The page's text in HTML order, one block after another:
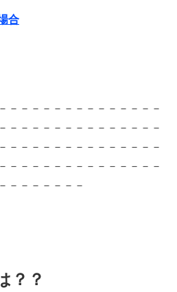
合
－－－－－－－－－－－－－－
－－－－－－－－－－－－－－
－－－－－－－－－－－－－－
－－－－－－－－－－－－－－
－－－－－－－
？？